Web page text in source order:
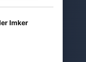
Imker